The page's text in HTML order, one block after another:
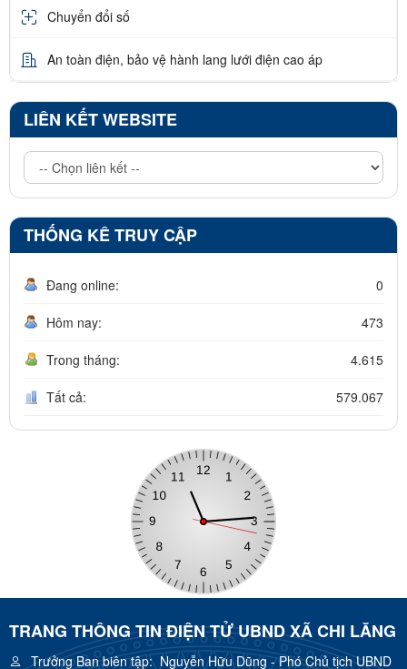
Chuyển đổi số
An toàn điện, bảo vệ hành lang lưới điện cao áp
LIÊN KẾT WEBSITE
THỐNG KÊ TRUY CẬP
Đang online: 0
Hôm nay: 473
Trong tháng: 4.615
Tất cả: 579.067
TRANG THÔNG TIN ĐIỆN TỬ UBND XÃ CHI LĂNG
Trưởng Ban biên tập:Nguyễn Hữu Dũng - Phó Chủ tịch UBND